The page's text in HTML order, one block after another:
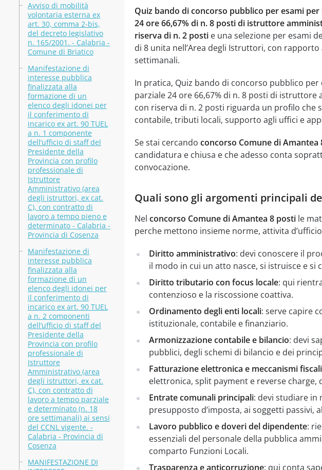
Avviso di mobilità
volontaria esterna ex
art. 30, comma 2-bis,
del decreto legislativo
n. 165/2001. - Calabria -
Comune di Briatico
Manifestazione di
interesse pubblica
finalizzata alla
formazione di un
elenco degli idonei per
il conferimento di
incarico ex art. 90 TUEL
a n. 1 componente
dell’ufficio di staff del
Presidente della
Provincia con profilo
professionale di
Istruttore
Amministrativo (area
degli istruttori, ex cat.
C), con contratto di
lavoro a tempo pieno e
determinato - Calabria -
Provincia di Cosenza
Manifestazione di
interesse pubblica
finalizzata alla
formazione di un
elenco degli idonei per
il conferimento di
incarico ex art. 90 TUEL
a n. 2 componenti
dell’ufficio di staff del
Presidente della
Provincia con profilo
professionale di
Istruttore
Amministrativo (area
degli istruttori, ex cat.
C), con contratto di
lavoro a tempo parziale
e determinato (n. 18
ore settimanali) ai sensi
del CCNL vigente. -
Calabria - Provincia di
Cosenza
MANIFESTAZIONE DI
Quiz bando di concorso pubblico per esami
24 ore 66,67% di n. 8 posti di istruttore
riserva di n. 2 postie una selezione per esami
di 8 unita nell’Area degli Istruttori, con
settimanali.
In pratica, Quiz bando di concorso pubblico
parziale 24 ore 66,67% di n. 8 posti di
con riserva di n. 2 posti riguarda un profilo
contabile, tributi locali, supporto agli uffici e
Se stai cercando concorso Comune di Amantea
candidatura e chiusa e che adesso conta
convocazione.
Quali sono gli argomenti principali
Nel concorso Comune di Amantea 8 postile
perche mettono insieme norme, attivita
Diritto amministrativo: devi conoscere il
il modo in cui un atto nasce, si istruisce e si
Diritto tributario con focus locale: qui
contenzioso e la riscossione coattiva.
Ordinamento degli enti locali: serve capire
istituzionale, contabile e finanziario.
Armonizzazione contabile e bilancio: devi
pubblici, degli schemi di bilancio e dei
Fatturazione elettronica e meccanismi
elettronica, split payment e reverse
Entrate comunali principali: devi studiare in
presupposto d’imposta, ai soggetti passivi,
Lavoro pubblico e doveri del dipendente:
essenziali del personale della pubblica
comparto Funzioni Locali.
Trasparenza e anticorruzione: qui conta